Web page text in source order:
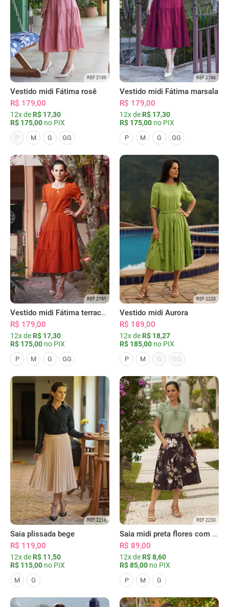
REF 2189
Vestido midi Fátima rosê
R$ 179,00
12x de R$ 17,30
R$ 175,00 no PIX
P
M G GG
REF 2190
Vestido midi Fátima marsala
R$ 179,00
12x de R$ 17,30
R$ 175,00 no PIX
P M G GG
REF 2191
Vestido midi Fátima terracota
R$ 179,00
12x de R$ 17,30
R$ 175,00 no PIX
P M G GG
REF 2208
Vestido midi Aurora
R$ 189,00
12x de R$ 18,27
R$ 185,00 no PIX
P M G GG
REF 2216
Saia plissada bege
R$ 119,00
12x de R$ 11,50
R$ 115,00 no PIX
M G
REF 2230
Saia midi preta flores com bolsos
R$ 89,00
12x de R$ 8,60
R$ 85,00 no PIX
P M G